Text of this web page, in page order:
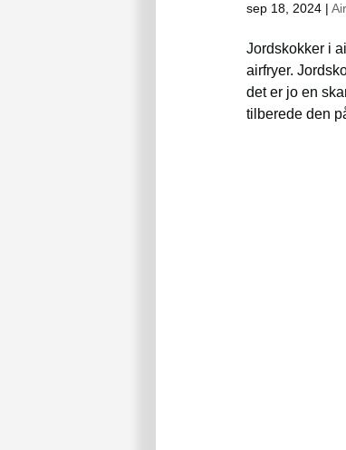
sep 18, 2024 |
Jordskokker i
airfryer.
det er jo en
tilberede den